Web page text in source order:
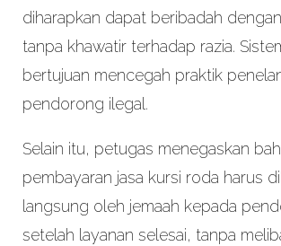
diharapkan dapat beribadah
tanpa khawatir terhadap razia.
bertujuan mencegah praktik
pendorong ilegal.
Selain itu, petugas menegaskan
pembayaran jasa kursi roda harus
langsung oleh jemaah kepada
setelah layanan selesai, tanpa